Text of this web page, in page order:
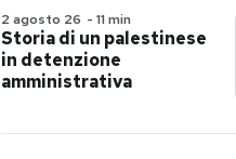
2 agosto 26 - 11 min
Storia di un palestinese
in detenzione
amministrativa